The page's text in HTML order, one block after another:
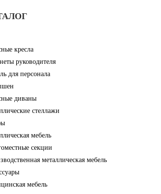
кресла
руководителя
для персонала
диваны
стеллажи
мебель
секции
металлическая мебель
мебель